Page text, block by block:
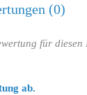
0
für
ab.